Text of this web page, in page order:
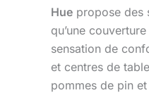
Hue propose des
qu’une
sensation de
et centres de
pommes de pin